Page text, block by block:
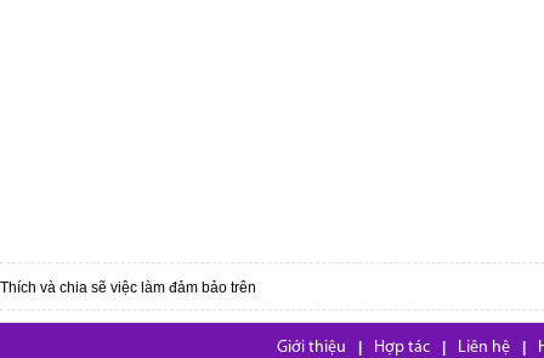
Thích và chia sẽ việc làm đảm bảo trên
Giới thiệu Hợp tác Liên hệ